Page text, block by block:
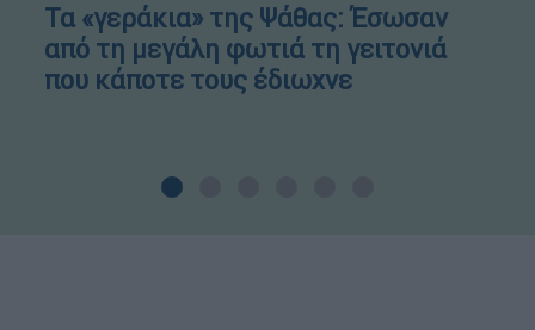
Τα «γεράκια» της Ψάθας: Έσωσαν
από τη μεγάλη φωτιά τη γειτονιά
που κάποτε τους έδιωχνε